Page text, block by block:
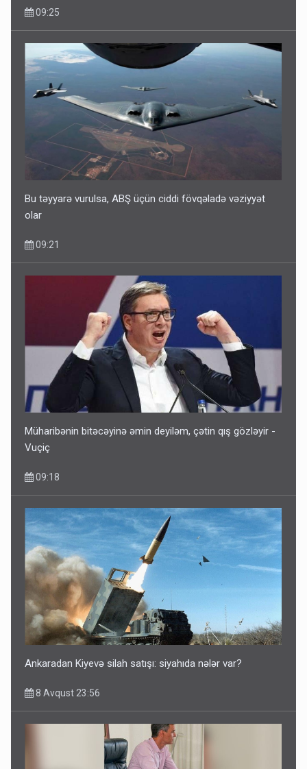
09:25
Bu təyyarə vurulsa, ABŞ üçün ciddi fövqəladə vəziyyət
olar
09:21
Müharibənin bitəcəyinə əmin deyiləm, çətin qış gözləyir -
Vuçiç
09:18
Ankaradan Kiyevə silah satışı: siyahıda nələr var?
8 Avqust 23:56